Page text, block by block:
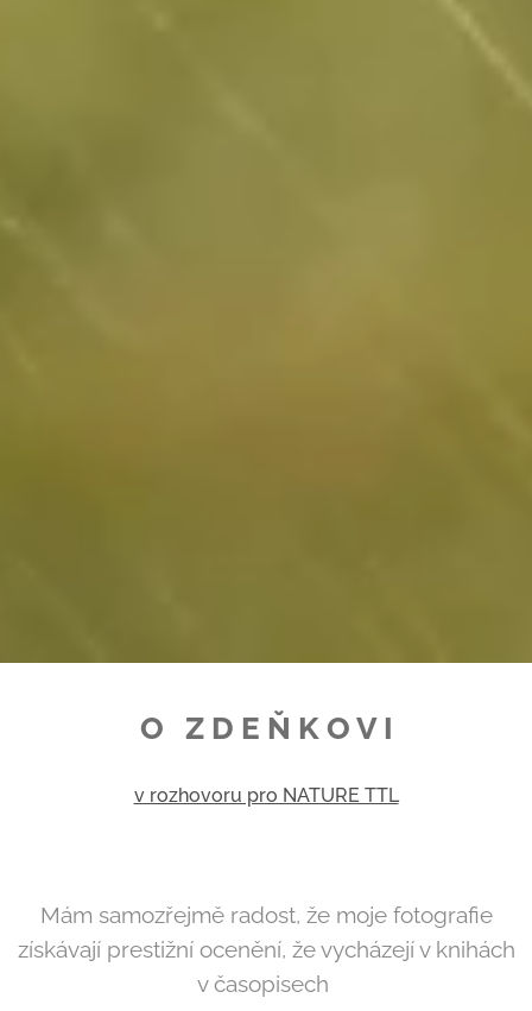
O Z D E Ň K O V I
v rozhovoru pro NATURE TTL
Mám samozřejmě radost, že moje fotografie
získávají prestižní ocenění, že vycházejí v knihách
v časopisech